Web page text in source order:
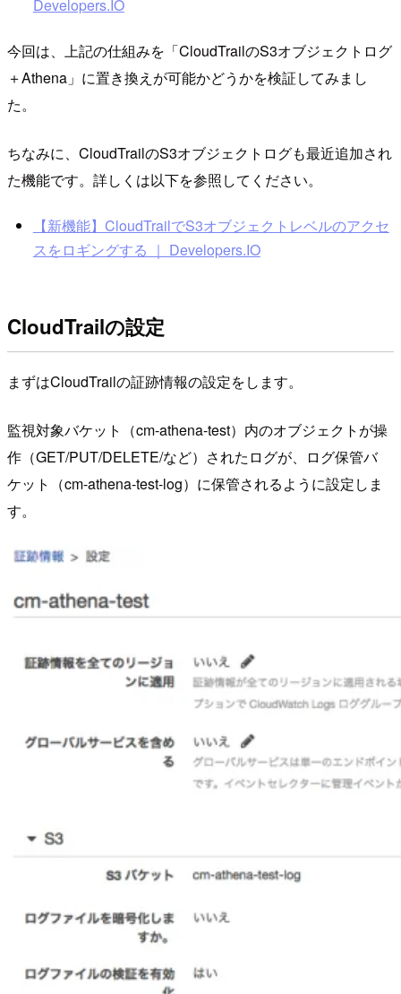
Developers.IO
今回は、上記の仕組みを「CloudTrailのS3オブジェクトログ
＋Athena」に置き換えが可能かどうかを検証してみまし
た。
ちなみに、CloudTrailのS3オブジェクトログも最近追加され
た機能です。詳しくは以下を参照してください。
【新機能】CloudTrailでS3オブジェクトレベルのアクセ
スをロギングする ｜ Developers.IO
CloudTrailの設定
まずはCloudTrailの証跡情報の設定をします。
監視対象バケット（cm-athena-test）内のオブジェクトが操
作（GET/PUT/DELETE/など）されたログが、ログ保管バ
ケット（cm-athena-test-log）に保管されるように設定しま
す。